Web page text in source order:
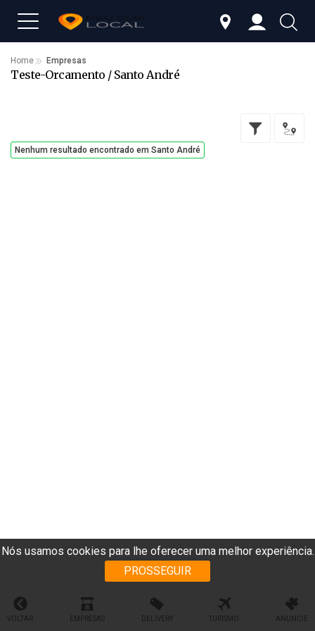
Nós usamos cookies para lhe oferecer uma melhor experiência.
PROSSEGUIR
Home Empresas
Teste-Orcamento / Santo André
Nenhum resultado encontrado em Santo André
VOLTAR EMPRESAS DELIVERY TURISMO ANUNCIE